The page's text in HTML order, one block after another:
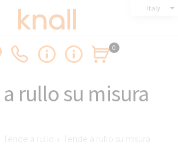
Italy
0
rullo su misura
Tende a rullo › Tende a rullo su misura